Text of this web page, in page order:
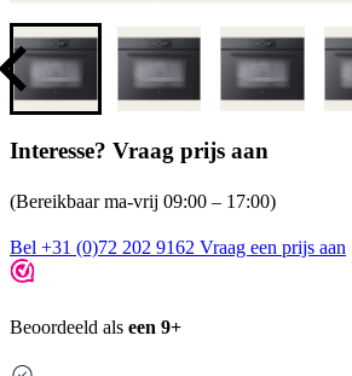
Interesse? Vraag prijs aan
(Bereikbaar ma-vrij 09:00 – 17:00)
Bel +31 (0)72 202 9162 Vraag een prijs aan
Beoordeeld als een 9+